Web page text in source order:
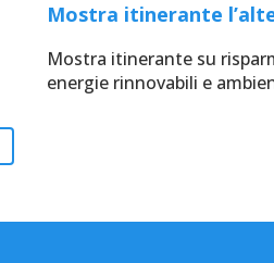
Mostra itinerante
Mostra itinerante su
energie rinnovabili e